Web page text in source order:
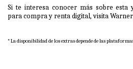
Si te interesa conocer más sobre esta
para compra y renta digital, visita
* La disponibilidad de los extras depende de las